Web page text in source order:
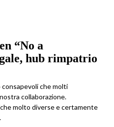
“No a
hub rimpatrio
consapevoli che molti
collaborazione.
molto diverse e certamente